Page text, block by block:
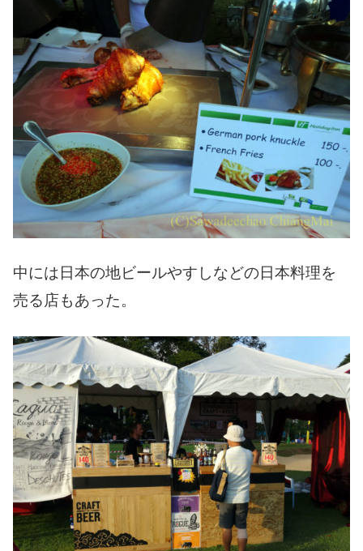
中には日本の地ビールやすしなどの日本料理を
売る店もあった。